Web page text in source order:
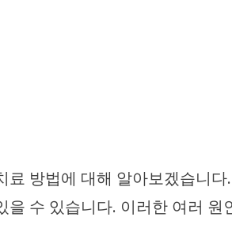
료 방법에 대해 알아보겠습니
을 수 있습니다. 이러한 여러